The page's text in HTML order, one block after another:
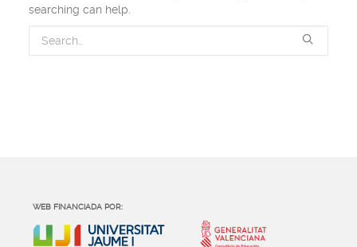
searching can help.
WEB FINANCIADA POR: